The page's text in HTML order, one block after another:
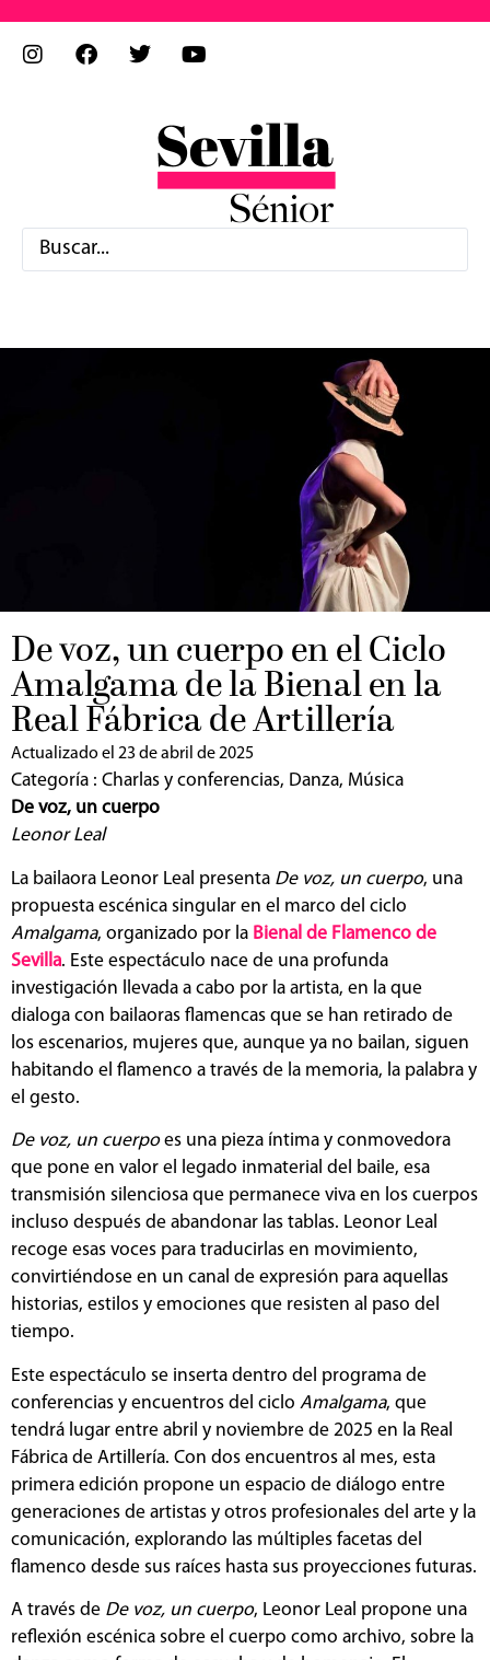
De voz, un cuerpo en el Ciclo
Amalgama de la Bienal en la
Real Fábrica de Artillería
Actualizado el 23 de abril de 2025
Categoría : Charlas y conferencias, Danza, Música
De voz, un cuerpo
Leonor Leal
La bailaora Leonor Leal presenta De voz, un cuerpo, una
propuesta escénica singular en el marco del ciclo
Amalgama, organizado por la Bienal de Flamenco de
Sevilla. Este espectáculo nace de una profunda
investigación llevada a cabo por la artista, en la que
dialoga con bailaoras flamencas que se han retirado de
los escenarios, mujeres que, aunque ya no bailan, siguen
habitando el flamenco a través de la memoria, la palabra y
el gesto.
De voz, un cuerpoes una pieza íntima y conmovedora
que pone en valor el legado inmaterial del baile, esa
transmisión silenciosa que permanece viva en los cuerpos
incluso después de abandonar las tablas. Leonor Leal
recoge esas voces para traducirlas en movimiento,
convirtiéndose en un canal de expresión para aquellas
historias, estilos y emociones que resisten al paso del
tiempo.
Este espectáculo se inserta dentro del programa de
conferencias y encuentros del ciclo Amalgama, que
tendrá lugar entre abril y noviembre de 2025 en la Real
Fábrica de Artillería. Con dos encuentros al mes, esta
primera edición propone un espacio de diálogo entre
generaciones de artistas y otros profesionales del arte y la
comunicación, explorando las múltiples facetas del
flamenco desde sus raíces hasta sus proyecciones futuras.
A través de De voz, un cuerpo, Leonor Leal propone una
reflexión escénica sobre el cuerpo como archivo, sobre la